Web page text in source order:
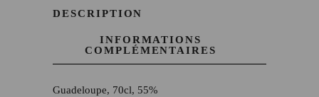
DESCRIPTION
INFORMATIONS
COMPLÉMENTAIRES
Guadeloupe, 70cl, 55%